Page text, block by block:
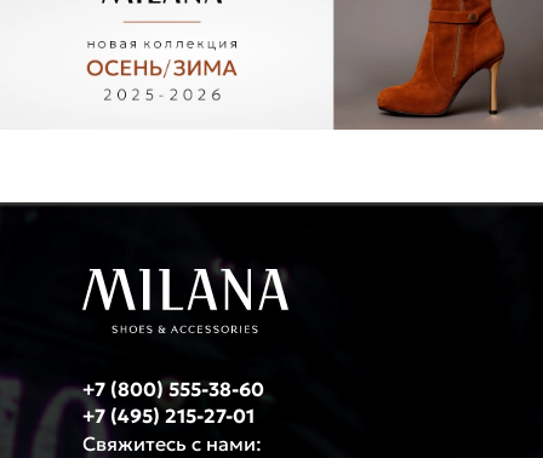
+7 (800) 555-38-60
+7 (495) 215-27-01
Свяжитесь с нами: